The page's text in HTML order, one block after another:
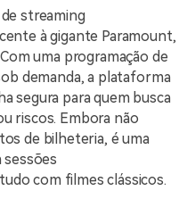
streaming
à gigante Paramount,
uma programação de
demanda, a plataforma
segura para quem busca
riscos. Embora não
de bilheteria, é uma
sessões
com filmes clássicos.